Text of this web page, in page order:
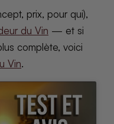
prix, pour qui),
du Vin — et si
complète, voici
Vin.